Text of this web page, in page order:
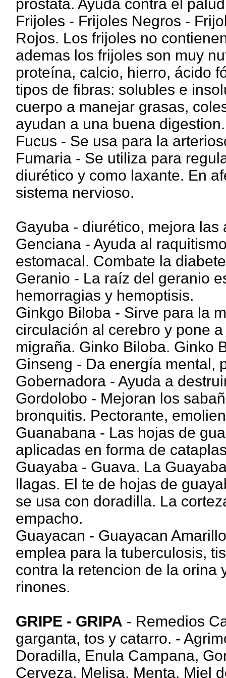
próstata. Ayuda contra el
Frijoles - Frijoles Negros -
Rojos. Los frijoles no
ademas los frijoles son muy
proteína, calcio, hierro, ácido
tipos de fibras: solubles e
cuerpo a manejar grasas,
ayudan a una buena digestion.
Fucus - Se usa para la
Fumaria - Se utiliza para
diurético y como laxante. En
sistema nervioso.
Gayuba - diurético, mejora
Genciana - Ayuda al
estomacal. Combate la
Geranio - La raíz del geranio
hemorragias y hemoptisis.
Ginkgo Biloba - Sirve para la
circulación al cerebro y pone
migraña. Ginko Biloba. Ginko
Ginseng - Da energía mental,
Gobernadora - Ayuda a
Gordolobo - Mejoran los
bronquitis. Pectorante,
Guanabana - Las hojas de
aplicadas en forma de
Guayaba - Guava. La
llagas. El te de hojas de
se usa con doradilla. La
empacho.
Guayacan - Guayacan
emplea para la tuberculosis,
contra la retencion de la orina
rinones.
GRIPE - GRIPA - Remedios
garganta, tos y catarro. -
Doradilla, Enula Campana,
Cerveza, Melisa, Menta, Miel